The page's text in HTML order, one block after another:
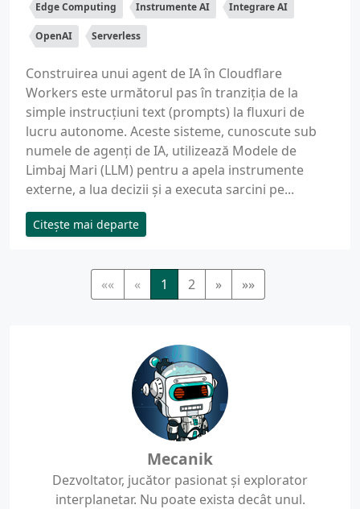
Edge Computing Instrumente AI Integrare AI
OpenAI Serverless
Construirea unui agent de IA în Cloudflare
Workers este următorul pas în tranziția de la
simple instrucțiuni text (prompts) la fluxuri de
lucru autonome. Aceste sisteme, cunoscute sub
numele de agenți de IA, utilizează Modele de
Limbaj Mari (LLM) pentru a apela instrumente
externe, a lua decizii și a executa sarcini pe...
Citește mai departe
«« « 1 2 » »»
Mecanik
Dezvoltator, jucător pasionat și explorator
interplanetar. Nu poate exista decât unul.